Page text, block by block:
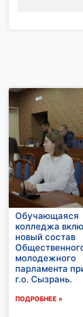
Обучающаяся
колледжа
новый состав
молодежного
парламента
г.о. Сызрань.
ПОДРОБНЕЕ »